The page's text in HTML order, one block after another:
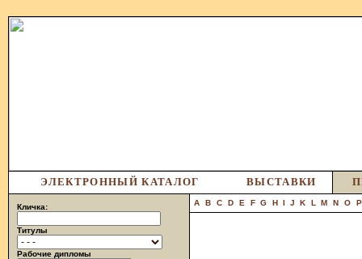
ЭЛЕКТРОННЫЙ КАТАЛОГ ВЫСТАВКИ
Кличка:
Титулы
Рабочие дипломы
A B C D E F G H I J K L M N O P